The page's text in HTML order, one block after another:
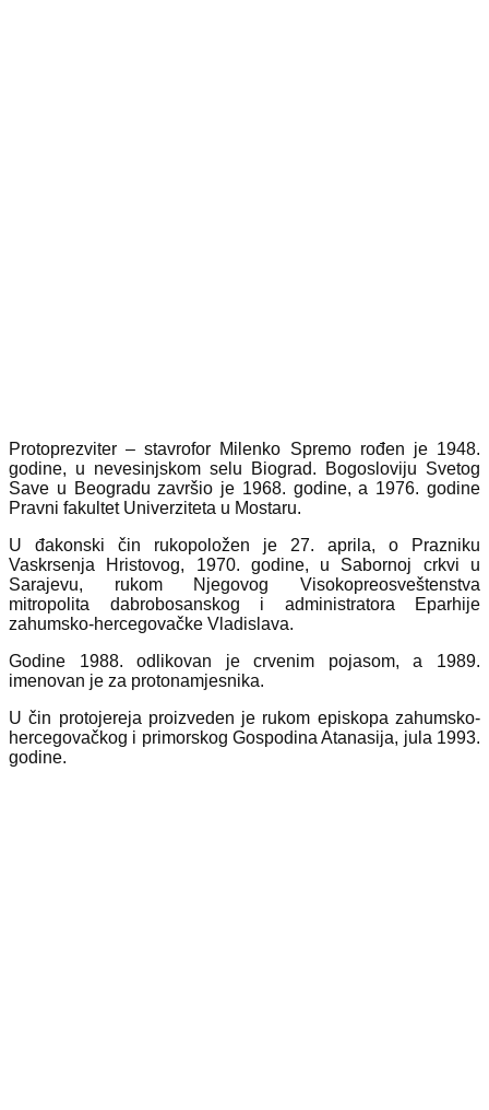
Protoprezviter – stavrofor Milenko Spremo rođen je 1948.
godine, u nevesinjskom selu Biograd. Bogosloviju Svetog
Save u Beogradu završio je 1968. godine, a 1976. godine
Pravni fakultet Univerziteta u Mostaru.
U đakonski čin rukopoložen je 27. aprila, o Prazniku
Vaskrsenja Hristovog, 1970. godine, u Sabornoj crkvi u
Sarajevu, rukom Njegovog Visokopreosveštenstva
mitropolita dabrobosanskog i administratora Eparhije
zahumsko-hercegovačke Vladislava.
Godine 1988. odlikovan je crvenim pojasom, a 1989.
imenovan je za protonamjesnika.
U čin protojereja proizveden je rukom episkopa zahumsko-
hercegovačkog i primorskog Gospodina Atanasija, jula 1993.
godine.